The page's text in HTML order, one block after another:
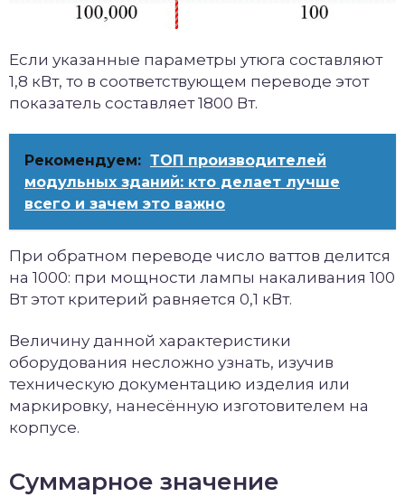
Если указанные параметры утюга составляют
1,8 кВт, то в соответствующем переводе этот
показатель составляет 1800 Вт.
Рекомендуем: ТОП производителей
модульных зданий: кто делает лучше
всего и зачем это важно
При обратном переводе число ваттов делится
на 1000: при мощности лампы накаливания 100
Вт этот критерий равняется 0,1 кВт.
Величину данной характеристики
оборудования несложно узнать, изучив
техническую документацию изделия или
маркировку, нанесённую изготовителем на
корпусе.
Суммарное значение